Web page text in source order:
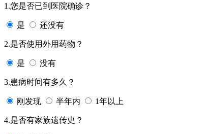
1.您是否已到医院确诊？
是 还没有
2.是否使用外用药物？
是 没有
3.患病时间有多久？
刚发现 半年内 1年以上
4.是否有家族遗传史？